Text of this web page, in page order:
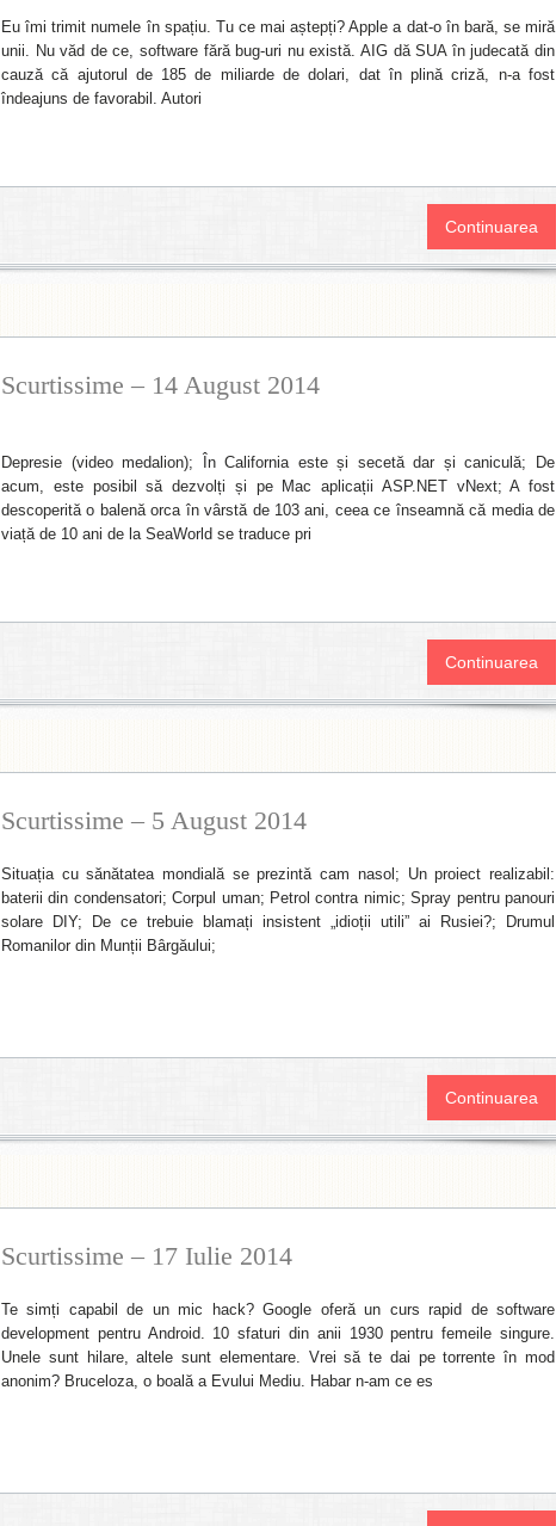
Eu îmi trimit numele în spațiu. Tu ce mai aștepți? Apple a dat-o în bară, se miră
unii. Nu văd de ce, software fără bug-uri nu există. AIG dă SUA în judecată din
cauză că ajutorul de 185 de miliarde de dolari, dat în plină criză, n-a fost
îndeajuns de favorabil. Autori
Continuarea
Scurtissime – 14 August 2014
Depresie (video medalion); În California este și secetă dar și caniculă; De
acum, este posibil să dezvolți și pe Mac aplicații ASP.NET vNext; A fost
descoperită o balenă orca în vârstă de 103 ani, ceea ce înseamnă că media de
viață de 10 ani de la SeaWorld se traduce pri
Continuarea
Scurtissime – 5 August 2014
Situația cu sănătatea mondială se prezintă cam nasol; Un proiect realizabil:
baterii din condensatori; Corpul uman; Petrol contra nimic; Spray pentru panouri
solare DIY; De ce trebuie blamați insistent „idioții utili” ai Rusiei?; Drumul
Romanilor din Munții Bârgăului;
Continuarea
Scurtissime – 17 Iulie 2014
Te simți capabil de un mic hack? Google oferă un curs rapid de software
development pentru Android. 10 sfaturi din anii 1930 pentru femeile singure.
Unele sunt hilare, altele sunt elementare. Vrei să te dai pe torrente în mod
anonim? Bruceloza, o boală a Evului Mediu. Habar n-am ce es